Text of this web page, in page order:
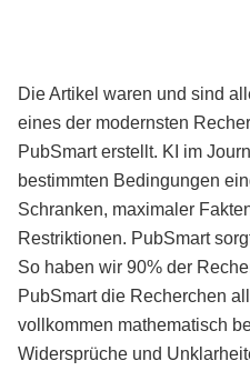
Die Artikel waren und sind
eines der modernsten
PubSmart erstellt. KI im
bestimmten Bedingungen
Schranken, maximaler
Restriktionen. PubSmart
So haben wir 90% der
PubSmart die Recherchen
vollkommen mathematisch
Widersprüche und